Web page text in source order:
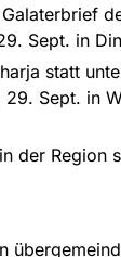
Sept. in
statt
Sept. in
der Region